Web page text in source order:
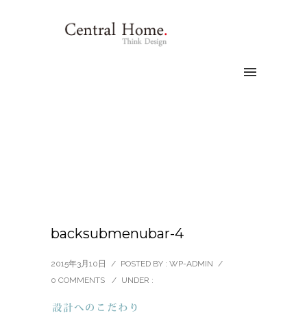
backsubmenubar-4
2015年3月10日 / POSTED BY : WP-ADMIN /
0 COMMENTS
/ UNDER :